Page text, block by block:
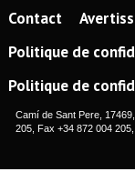
Contact
Politique de
Politique de
Camí de Sant Pere,
205, Fax +34 872 004